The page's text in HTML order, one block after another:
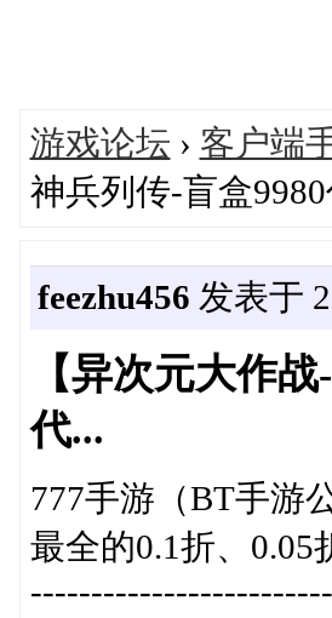
游戏论坛 › 客户端
神兵列传-盲盒9980
feezhu456 发表于
【异次元大作
代...
777手游（BT手游
最全的0.1折、